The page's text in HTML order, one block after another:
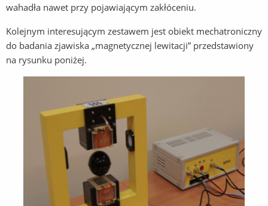
wahadła nawet przy pojawiającym zakłóceniu.
Kolejnym interesującym zestawem jest obiekt mechatroniczny
do badania zjawiska „magnetycznej lewitacji” przedstawiony
na rysunku poniżej.